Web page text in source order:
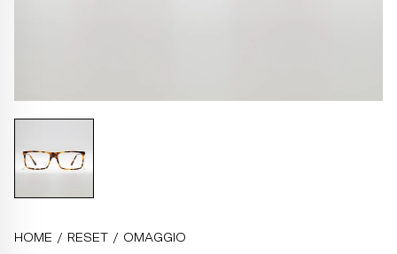
HOME / RESET / OMAGGIO